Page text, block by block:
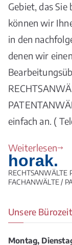
Gebiet, das
können wir
in den
denen wir
einfach an. (
Weiterlesen
horak.
RECHTSANWÄLTE
FACHANWÄLTE /
Unsere
Montag,